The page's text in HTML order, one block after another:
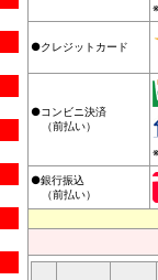
●クレジットカード
●コンビニ決済
（前払い）
●銀行振込
（前払い）